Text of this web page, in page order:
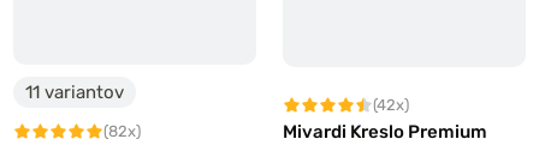
11 variantov
(82x)
(42x)
Mivardi Kreslo Premium